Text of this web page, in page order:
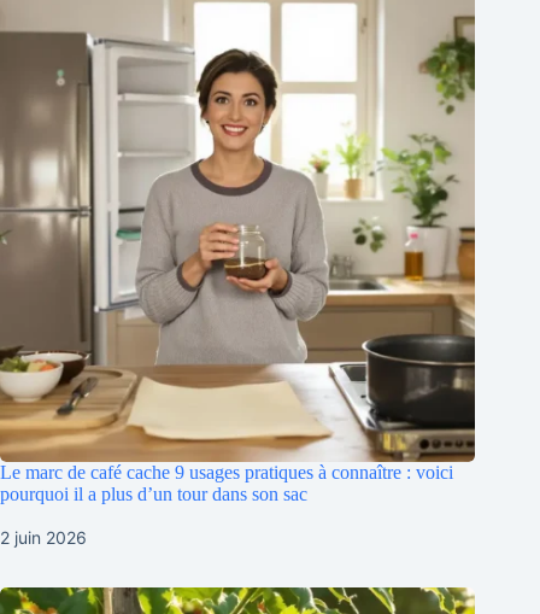
Le marc de café cache 9 usages pratiques à connaître : voici
pourquoi il a plus d’un tour dans son sac
2 juin 2026